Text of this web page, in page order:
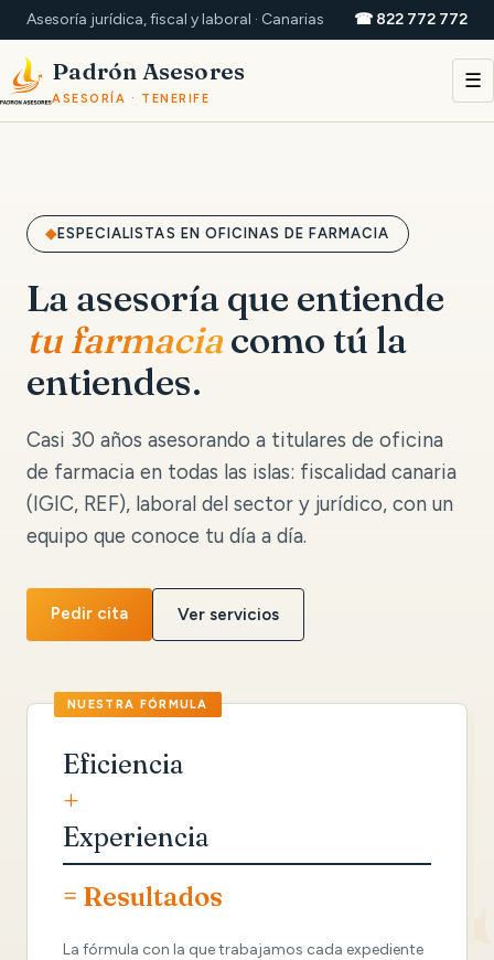
Asesoría jurídica, fiscal y laboral · Canarias ☎ 822 772 772
Padrón Asesores
ASESORÍA · TENERIFE
☰
ESPECIALISTAS EN OFICINAS DE FARMACIA
La asesoría que entiende
tu farmaciacomo tú la
entiendes.
Casi 30 años asesorando a titulares de oficina
de farmacia en todas las islas: fiscalidad canaria
(IGIC, REF), laboral del sector y jurídico, con un
equipo que conoce tu día a día.
Pedir cita Ver servicios
Eficiencia
+
Experiencia
= Resultados
La fórmula con la que trabajamos cada expediente